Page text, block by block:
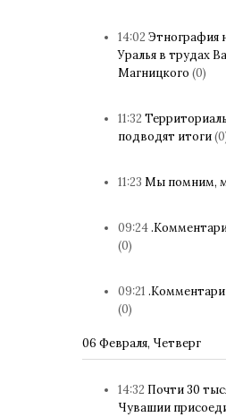
14:02 Этнография
Уралья в трудах
Магницкого (0)
11:32
подводят итоги
11:23 Мы помним,
09:24
(0)
09:21
(0)
06 Февраля, Четверг
14:32 Почти 30
Чувашии